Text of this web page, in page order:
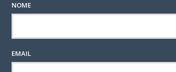
de MVNO com a Surf
NOME
EMAIL